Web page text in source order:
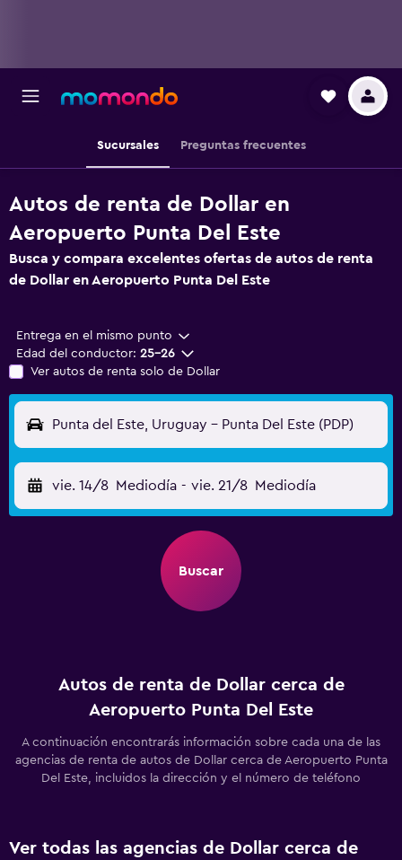
Sucursales Preguntas frecuentes
Autos de renta de Dollar en
Aeropuerto Punta Del Este
Busca y compara excelentes ofertas de autos de renta
de Dollar en Aeropuerto Punta Del Este
Entrega en el mismo punto
Edad del conductor: 25-26
Ver autos de renta solo de Dollar
Punta del Este, Uruguay - Punta Del Este (PDP)
vie. 14/8 Mediodía - vie. 21/8 Mediodía
Buscar
Autos de renta de Dollar cerca de
Aeropuerto Punta Del Este
A continuación encontrarás información sobre cada una de las
agencias de renta de autos de Dollar cerca de Aeropuerto Punta
Del Este, incluidos la dirección y el número de teléfono
Ver todas las agencias de Dollar cerca de